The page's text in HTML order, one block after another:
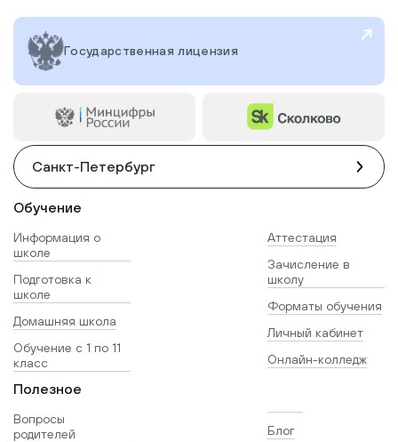
Государственная лицензия
Санкт-Петербург
Обучение
Информация о
школе
Подготовка к
школе
Домашняя школа
Обучение с 1 по 11
класс
Аттестация
Зачисление в
школу
Форматы обучения
Личный кабинет
Онлайн-колледж
Полезное
Вопросы
родителей
Блог